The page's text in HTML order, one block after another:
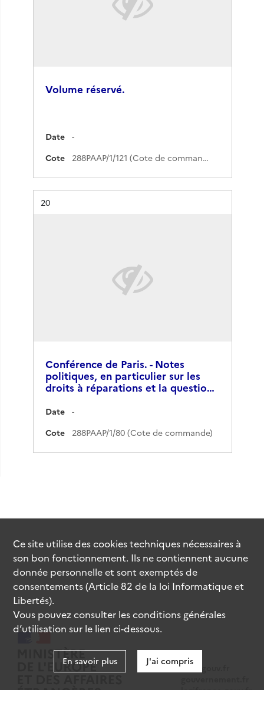
Volume réservé.
Date
-
Cote
288PAAP/1/121 (Cote de commande)
Résultat n°
20
Conférence de Paris. - Notes
politiques, en particulier sur les
droits à réparations et la questio…
Date
-
Cote
288PAAP/1/80 (Cote de commande)
data.gouv.fr
legifrance.gouv.fr
Ce site utilise descookiestechniques nécessaires à
son bon fonctionnement. Ils ne contiennent aucune
donnée personnelle et sont exemptés de
consentements (Article 82 de la loi Informatique et
Libertés).
Vous pouvez consulter les conditions générales
d’utilisation sur le lien ci-dessous.
En savoir plus J'ai compris